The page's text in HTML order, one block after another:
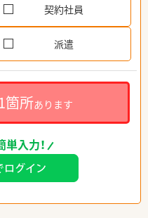
契約社員
派遣
箇所あります
入力！